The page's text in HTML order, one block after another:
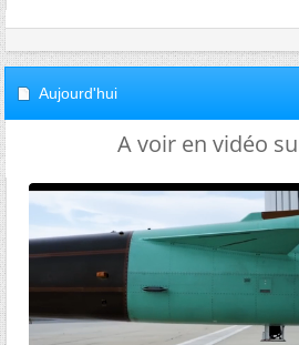
Aujourd'hui
A voir en vidéo